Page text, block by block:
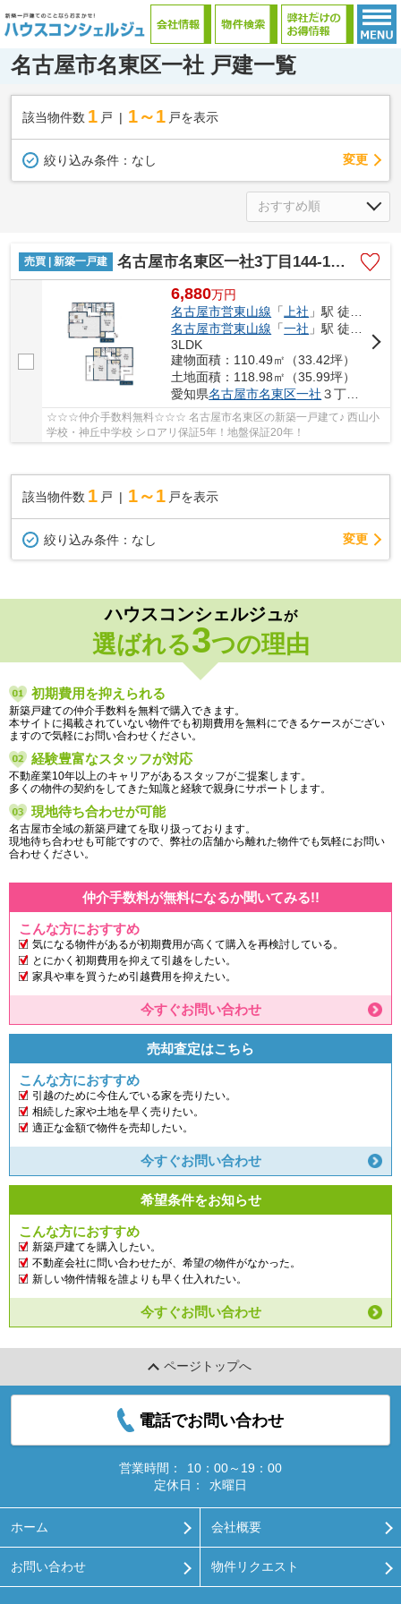
名古屋市名東区一社 戸建一覧
該当物件数 1 戸 1～1 戸を表示
絞り込み条件： なし 変更
売買 | 新築一戸建 名古屋市名東区一社3丁目144-1【仲介手数料無料】新築一戸建て
6,880万円
名古屋市営東山線 「 上社 」駅 徒歩11分
名古屋市営東山線 「一社 」駅 徒歩11分
3LDK
建物面積：110.49㎡（33.42坪）
土地面積：118.98㎡（35.99坪）
愛知県名古屋市名東区一社 ３丁目144-1
☆☆☆仲介手数料無料☆☆☆ 名古屋市名東区の新築一戸建て♪ 西山小
学校・神丘中学校 シロアリ保証5年！地盤保証20年！
該当物件数 1 戸 1～1 戸を表示
絞り込み条件： なし 変更
ハウスコンシェルジュが
選ばれる3つの理由
初期費用を抑えられる
新築戸建ての仲介手数料を無料で購入できます。
本サイトに掲載されていない物件でも初期費用を無料にできるケースがござい
ますので気軽にお問い合わせください。
経験豊富なスタッフが対応
不動産業10年以上のキャリアがあるスタッフがご提案します。
多くの物件の契約をしてきた知識と経験で親身にサポートします。
現地待ち合わせが可能
名古屋市全域の新築戸建てを取り扱っております。
現地待ち合わせも可能ですので、弊社の店舗から離れた物件でも気軽にお問い
合わせください。
仲介手数料が無料になるか聞いてみる!!
こんな方におすすめ
気になる物件があるが初期費用が高くて購入を再検討している。
とにかく初期費用を抑えて引越をしたい。
家具や車を買うため引越費用を抑えたい。
今すぐお問い合わせ
売却査定はこちら
こんな方におすすめ
引越のために今住んでいる家を売りたい。
相続した家や土地を早く売りたい。
適正な金額で物件を売却したい。
今すぐお問い合わせ
希望条件をお知らせ
こんな方におすすめ
新築戸建てを購入したい。
不動産会社に問い合わせたが、希望の物件がなかった。
新しい物件情報を誰よりも早く仕入れたい。
今すぐお問い合わせ
ページトップへ
電話でお問い合わせ
営業時間：
10：00～19：00
定休日：
水曜日
ホーム 会社概要
お問い合わせ 物件リクエスト